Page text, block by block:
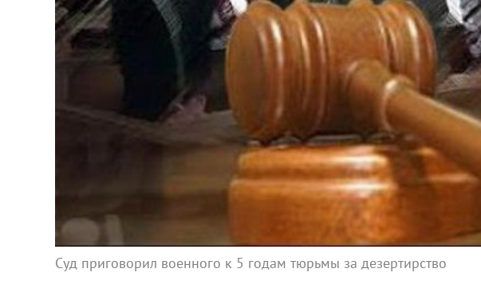
Суд приговорил военного к 5 годам тюрьмы за дезертирство